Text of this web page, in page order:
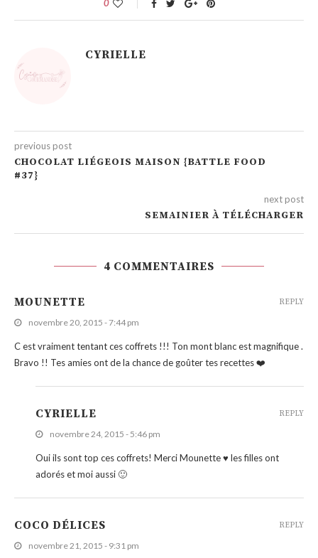
0
CYRIELLE
previous post
CHOCOLAT LIÉGEOIS MAISON {BATTLE FOOD
#37}
next post
SEMAINIER À TÉLÉCHARGER
4 COMMENTAIRES
MOUNETTE
novembre 20, 2015 - 7:44 pm
C est vraiment tentant ces coffrets !!! Ton mont blanc est magnifique .
Bravo !! Tes amies ont de la chance de goûter tes recettes ❤️
REPLY
CYRIELLE
novembre 24, 2015 - 5:46 pm
Oui ils sont top ces coffrets! Merci Mounette ♥ les filles ont
adorés et moi aussi 🙂
REPLY
COCO DÉLICES
novembre 21, 2015 - 9:31 pm
REPLY